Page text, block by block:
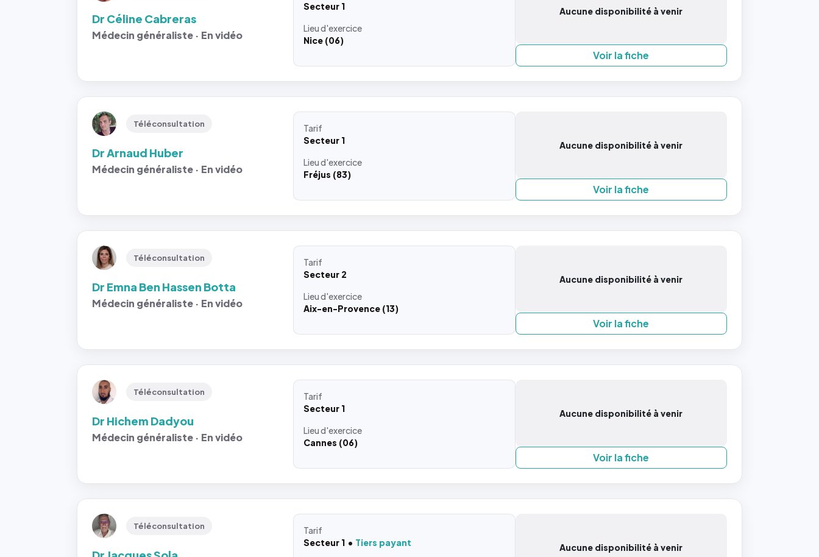
Dr Céline Cabreras
Médecin généraliste · En vidéo
Secteur 1
Lieud'exercice
Nice (06)
Aucune disponibilité à venir
Voir la fiche
Téléconsultation
Dr Arnaud Huber
Médecin généraliste · En vidéo
Tarif
Secteur 1
Lieud'exercice
Fréjus (83)
Aucune disponibilité à venir
Voir la fiche
Téléconsultation
Dr Emna Ben Hassen Botta
Médecin généraliste · En vidéo
Tarif
Secteur 2
Lieud'exercice
Aix-en-Provence (13)
Aucune disponibilité à venir
Voir la fiche
Téléconsultation
Dr Hichem Dadyou
Médecin généraliste · En vidéo
Tarif
Secteur 1
Lieud'exercice
Cannes (06)
Aucune disponibilité à venir
Voir la fiche
Téléconsultation
Tarif
Secteur 1
Tiers payant Aucune disponibilité à venir